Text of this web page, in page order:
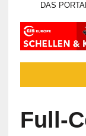
DAS
Full-